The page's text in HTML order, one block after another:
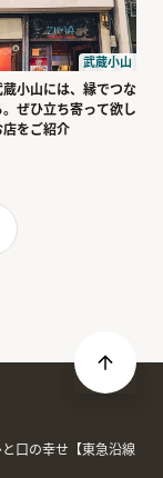
武蔵小山
蔵小山には、縁でつな
ぜひ立ち寄って欲し
をご紹介
口の幸せ【東急沿線